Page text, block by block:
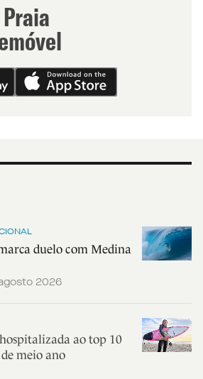
duelo com Medina
2026
ao top 10
meio ano